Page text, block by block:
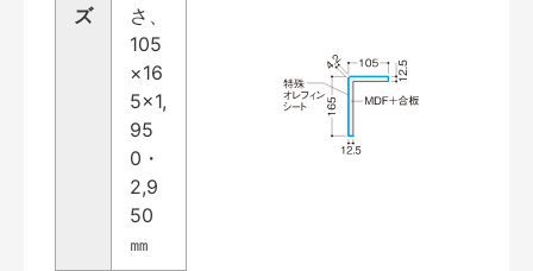
ズ
さ、
105
×16
5×1,
95
0・
2,9
50
㎜